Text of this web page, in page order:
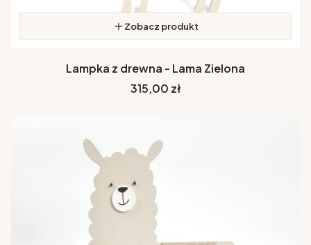
Zobacz produkt
Lampka z drewna - Lama Zielona
Cena
315,00 zł